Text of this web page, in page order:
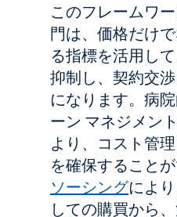
このフレームワ
門は、価格だけ
る指標を活用し
抑制し、契約交
になります。病
ーン マネジメン
より、コスト管
を確保することが
ソーシングによ
しての購買から